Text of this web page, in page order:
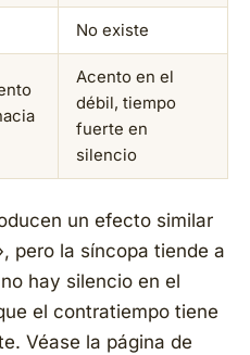
No existe
Acento en el
débil, tiempo
fuerte en
silencio
un efecto similar
pero la síncopa tiende a
hay silencio en el
el contratiempo tiene
Véase la página de